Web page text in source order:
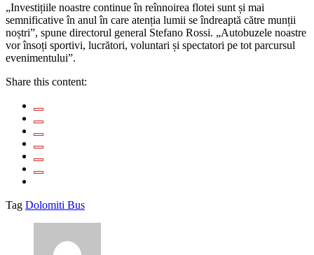
„Investițiile noastre continue în reînnoirea flotei sunt și mai
semnificative în anul în care atenția lumii se îndreaptă către munții
noștri”, spune directorul general Stefano Rossi. „Autobuzele noastre
vor însoți sportivi, lucrători, voluntari și spectatori pe tot parcursul
evenimentului”.
Share this content:
Tag Dolomiti Bus